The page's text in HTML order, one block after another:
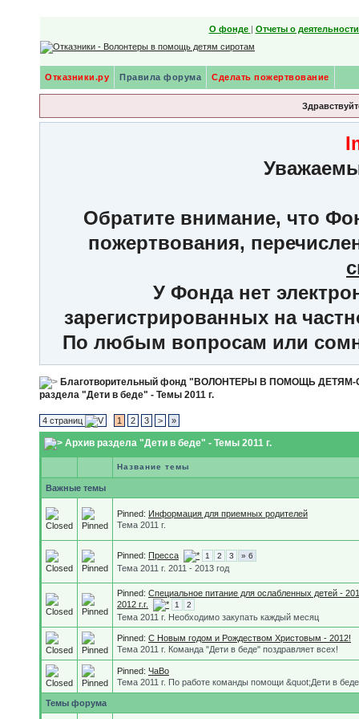
О фонде | Отчеты о
Отказники.ру Правила форума Сделать пожертвование
Обратите внимание, что
пожертвования,
У Фонда нет
зарегистрированных на
По любым вопросам или
Благотворительный фонд "ВОЛОНТЕРЫ В ПОМОЩЬ
раздела "Дети в беде" - Темы 2011 г.
4 страниц 1 2 3 > »
Архив раздела "Дети в беде" - Темы 2011 г.
Название темы
Важные темы
Pinned: Информация для приемных родителей
Тема 2011 г.
Pinned: Пресса 1 2 3 » 6
Тема 2011 г. 2011 - 2013 год
Pinned: Специальное питание для ослабленных детей -
2012 г.г.
1 2
Тема 2011 г. Необходимо закупать каждый месяц
Pinned: С Новым годом и Рождеством Христовым - 2012!
Тема 2011 г. Команда "Дети в беде" поздравляет всех!
Pinned: ЧаВо
Тема 2011 г. По работе команды помощи &quot;Дети в
Темы форума